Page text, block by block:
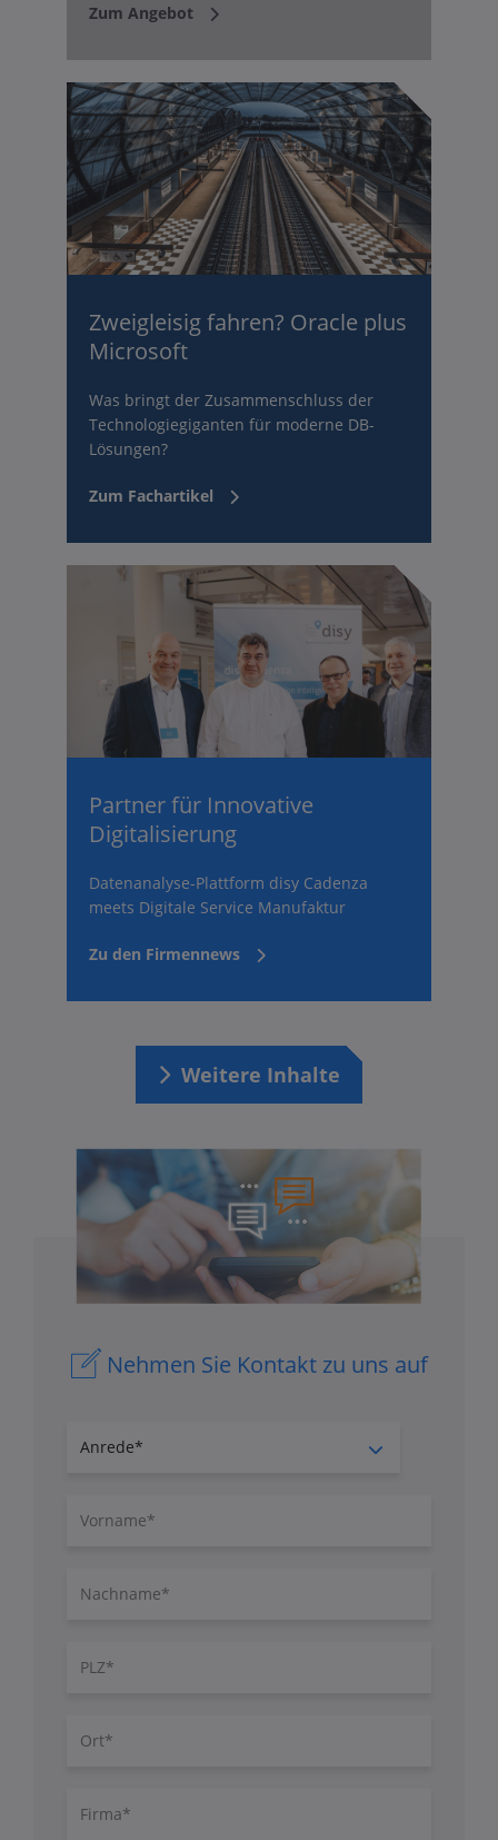
Zum Angebot
Zweigleisig fahren? Oracle plus
Microsoft
Was bringt der Zusammenschluss der
Technologiegiganten für moderne DB-
Lösungen?
Zum Fachartikel
Partner für Innovative
Digitalisierung
Datenanalyse-Plattform disy Cadenza
meets Digitale Service Manufaktur
Zu den Firmennews
Weitere Inhalte
Nehmen Sie Kontakt zu uns auf
Anrede
Vorname
Nachname
PLZ
Ort
Firma